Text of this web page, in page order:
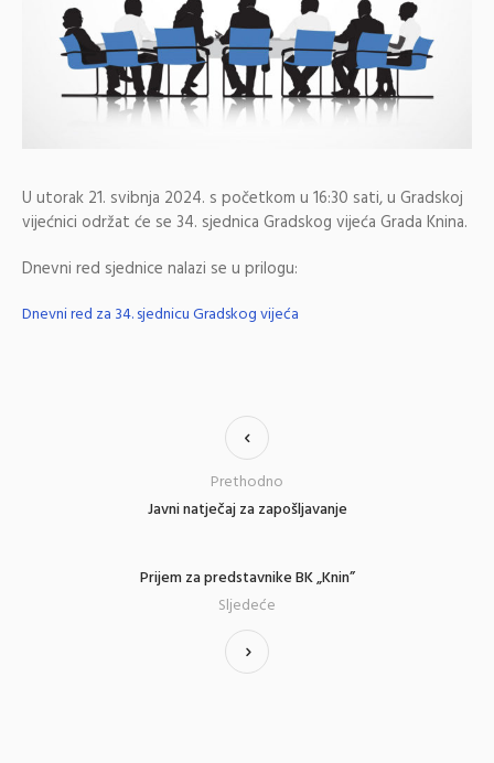
U utorak 21. svibnja 2024. s početkom u 16:30 sati, u Gradskoj
vijećnici održat će se 34. sjednica Gradskog vijeća Grada Knina.
Dnevni red sjednice nalazi se u prilogu:
Dnevni red za 34. sjednicu Gradskog vijeća
Javni natječaj za zapošljavanje
Prethodno
Prijem za predstavnike BK „Knin”
Sljedeće